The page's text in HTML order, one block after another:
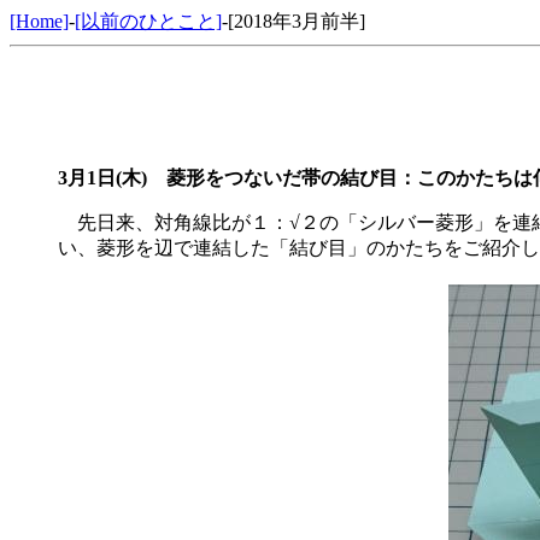
[Home]-[以前のひとこと]-[2018年3月前半]
3月1日(木) 菱形をつないだ帯の結び目：このかたちは
先日来、対角線比が１：√２の「シルバー菱形」を連
い、菱形を辺で連結した「結び目」のかたちをご紹介